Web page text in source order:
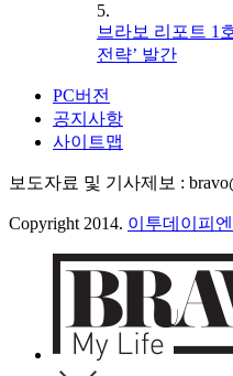
5.
브라보 리포트 1
전략’ 발간
PC버전
공지사항
사이트맵
보도자료 및 기사제보 :
Copyright 2014. 이투데이피엔